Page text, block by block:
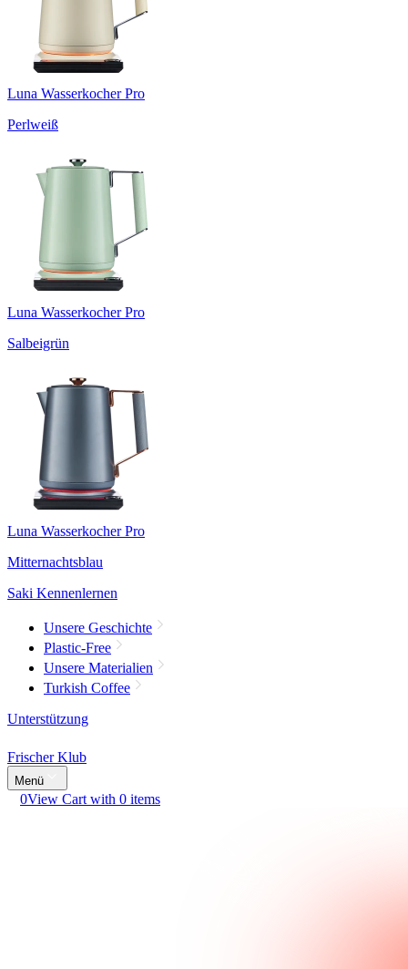
Luna Wasserkocher Pro
Perlweiß
Luna Wasserkocher Pro
Salbeigrün
Luna Wasserkocher Pro
Mitternachtsblau
Saki Kennenlernen
Unsere Geschichte
Plastic-Free
Unsere Materialien
Turkish Coffee
Unterstützung
Frischer Klub
Menü
0View Cart with 0 items